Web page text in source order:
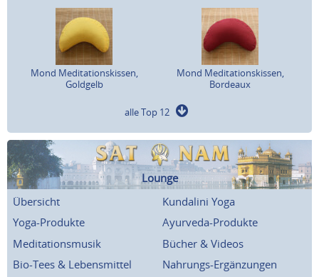
Mond Meditationskissen,
Goldgelb
Mond Meditationskissen,
Bordeaux
alle Top 12
Lounge
Übersicht
Kundalini Yoga
Yoga-Produkte
Ayurveda-Produkte
Meditationsmusik
Bücher & Videos
Bio-Tees & Lebensmittel
Nahrungs-Ergänzungen